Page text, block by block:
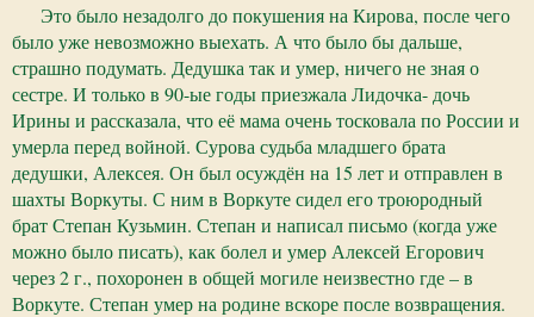
Это было незадолго до покушения на Кирова, после чего
было уже невозможно выехать. А что было бы дальше,
страшно подумать. Дедушка так и умер, ничего не зная о
сестре. И только в 90-ые годы приезжала Лидочка- дочь
Ирины и рассказала, что её мама очень тосковала по России и
умерла перед войной. Сурова судьба младшего брата
дедушки, Алексея. Он был осуждён на 15 лет и отправлен в
шахты Воркуты. С ним в Воркуте сидел его троюродный
брат Степан Кузьмин. Степан и написал письмо (когда уже
можно было писать), как болел и умер Алексей Егорович
через 2 г., похоронен в общей могиле неизвестно где – в
Воркуте. Степан умер на родине вскоре после возвращения.